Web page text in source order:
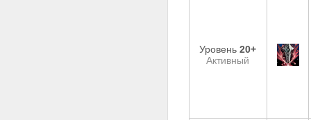
Уровень20+
Активный